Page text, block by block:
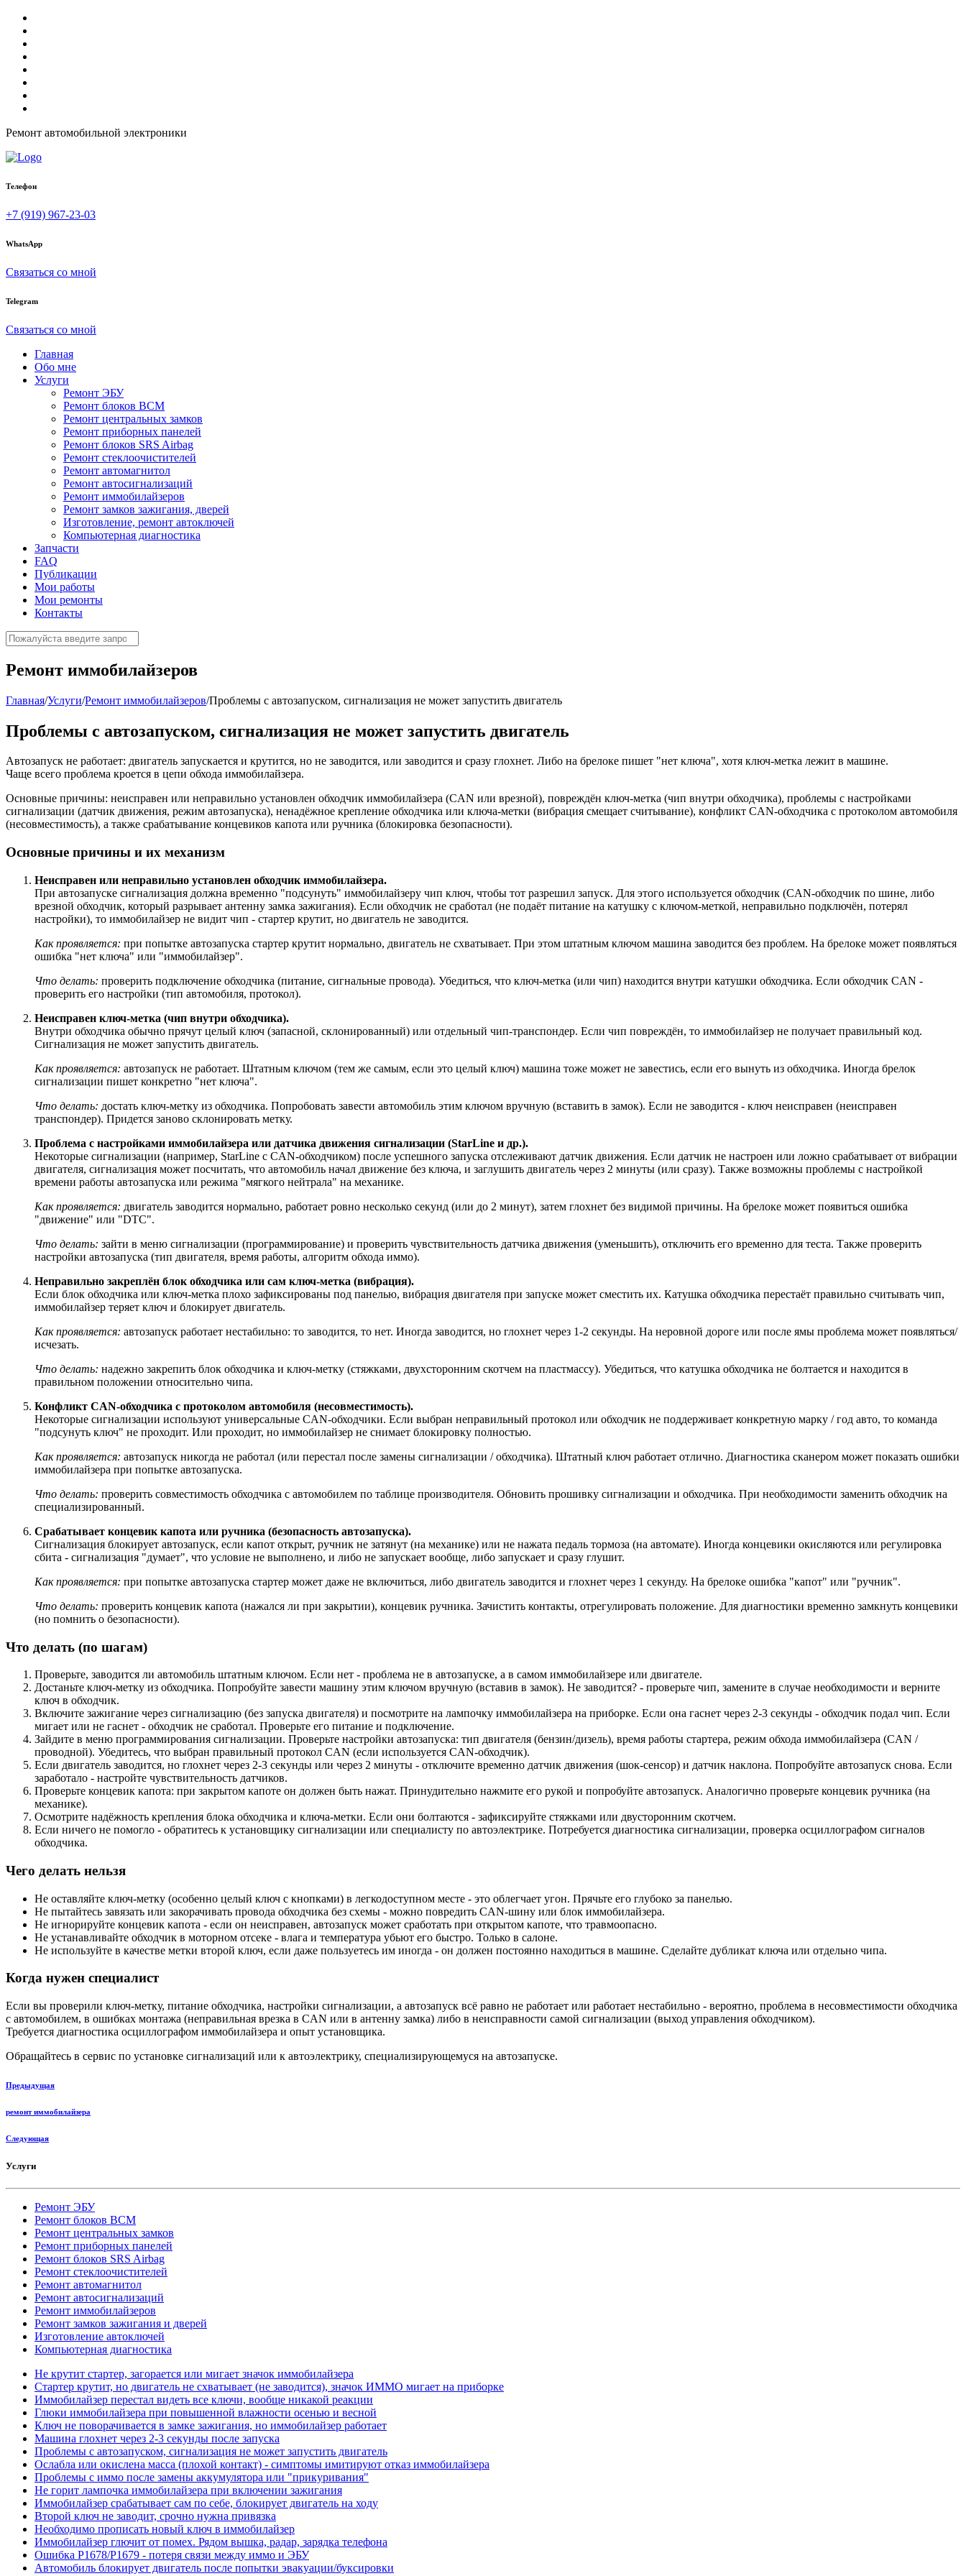
Ремонт автомобильной электроники
Телефон
+7 (919) 967-23-03
WhatsApp
Связаться со мной
Telegram
Связаться со мной
Главная
Обо мне
Услуги
Ремонт ЭБУ
Ремонт блоков BCМ
Ремонт центральных замков
Ремонт приборных панелей
Ремонт блоков SRS Airbag
Ремонт стеклоочистителей
Ремонт автомагнитол
Ремонт автосигнализаций
Ремонт иммобилайзеров
Ремонт замков зажигания, дверей
Изготовление, ремонт автоключей
Компьютерная диагностика
Запчасти
FAQ
Публикации
Мои работы
Мои ремонты
Контакты
Ремонт иммобилайзеров
Главная/Услуги/Ремонт иммобилайзеров/Проблемы с автозапуском, сигнализация не может запустить двигатель
Проблемы с автозапуском, сигнализация не может запустить двигатель
Автозапуск не работает: двигатель запускается и крутится, но не заводится, или заводится и сразу глохнет. Либо на брелоке пишет "нет ключа", хотя ключ-метка лежит в машине.
Чаще всего проблема кроется в цепи обхода иммобилайзера.
Основные причины: неисправен или неправильно установлен обходчик иммобилайзера (CAN или врезной), повреждён ключ-метка (чип внутри обходчика), проблемы с настройками
сигнализации (датчик движения, режим автозапуска), ненадёжное крепление обходчика или ключа-метки (вибрация смещает считывание), конфликт CAN-обходчика с протоколом автомобиля
(несовместимость), а также срабатывание концевиков капота или ручника (блокировка безопасности).
Основные причины и их механизм
Неисправен или неправильно установлен обходчик иммобилайзера.
При автозапуске сигнализация должна временно "подсунуть" иммобилайзеру чип ключ, чтобы тот разрешил запуск. Для этого используется обходчик (CAN-обходчик по шине, либо
врезной обходчик, который разрывает антенну замка зажигания). Если обходчик не сработал (не подаёт питание на катушку с ключом-меткой, неправильно подключён, потерял
настройки), то иммобилайзер не видит чип - стартер крутит, но двигатель не заводится.
Как проявляется: при попытке автозапуска стартер крутит нормально, двигатель не схватывает. При этом штатным ключом машина заводится без проблем. На брелоке может появляться
ошибка "нет ключа" или "иммобилайзер".
Что делать: проверить подключение обходчика (питание, сигнальные провода). Убедиться, что ключ-метка (или чип) находится внутри катушки обходчика. Если обходчик CAN -
проверить его настройки (тип автомобиля, протокол).
Неисправен ключ-метка (чип внутри обходчика).
Внутри обходчика обычно прячут целый ключ (запасной, склонированный) или отдельный чип-транспондер. Если чип повреждён, то иммобилайзер не получает правильный код.
Сигнализация не может запустить двигатель.
Как проявляется: автозапуск не работает. Штатным ключом (тем же самым, если это целый ключ) машина тоже может не завестись, если его вынуть из обходчика. Иногда брелок
сигнализации пишет конкретно "нет ключа".
Что делать: достать ключ-метку из обходчика. Попробовать завести автомобиль этим ключом вручную (вставить в замок). Если не заводится - ключ неисправен (неисправен
транспондер). Придется заново склонировать метку.
Проблема с настройками иммобилайзера или датчика движения сигнализации (StarLine и др.).
Некоторые сигнализации (например, StarLine с CAN-обходчиком) после успешного запуска отслеживают датчик движения. Если датчик не настроен или ложно срабатывает от вибрации
двигателя, сигнализация может посчитать, что автомобиль начал движение без ключа, и заглушить двигатель через 2 минуты (или сразу). Также возможны проблемы с настройкой
времени работы автозапуска или режима "мягкого нейтрала" на механике.
Как проявляется: двигатель заводится нормально, работает ровно несколько секунд (или до 2 минут), затем глохнет без видимой причины. На брелоке может появиться ошибка
"движение" или "DTC".
Что делать: зайти в меню сигнализации (программирование) и проверить чувствительность датчика движения (уменьшить), отключить его временно для теста. Также проверить
настройки автозапуска (тип двигателя, время работы, алгоритм обхода иммо).
Неправильно закреплён блок обходчика или сам ключ-метка (вибрация).
Если блок обходчика или ключ-метка плохо зафиксированы под панелью, вибрация двигателя при запуске может сместить их. Катушка обходчика перестаёт правильно считывать чип,
иммобилайзер теряет ключ и блокирует двигатель.
Как проявляется: автозапуск работает нестабильно: то заводится, то нет. Иногда заводится, но глохнет через 1-2 секунды. На неровной дороге или после ямы проблема может появляться/
исчезать.
Что делать: надежно закрепить блок обходчика и ключ-метку (стяжками, двухсторонним скотчем на пластмассу). Убедиться, что катушка обходчика не болтается и находится в
правильном положении относительно чипа.
Конфликт CAN-обходчика с протоколом автомобиля (несовместимость).
Некоторые сигнализации используют универсальные CAN-обходчики. Если выбран неправильный протокол или обходчик не поддерживает конкретную марку / год авто, то команда
"подсунуть ключ" не проходит. Или проходит, но иммобилайзер не снимает блокировку полностью.
Как проявляется: автозапуск никогда не работал (или перестал после замены сигнализации / обходчика). Штатный ключ работает отлично. Диагностика сканером может показать ошибки
иммобилайзера при попытке автозапуска.
Что делать: проверить совместимость обходчика с автомобилем по таблице производителя. Обновить прошивку сигнализации и обходчика. При необходимости заменить обходчик на
специализированный.
Срабатывает концевик капота или ручника (безопасность автозапуска).
Сигнализация блокирует автозапуск, если капот открыт, ручник не затянут (на механике) или не нажата педаль тормоза (на автомате). Иногда концевики окисляются или регулировка
сбита - сигнализация "думает", что условие не выполнено, и либо не запускает вообще, либо запускает и сразу глушит.
Как проявляется: при попытке автозапуска стартер может даже не включиться, либо двигатель заводится и глохнет через 1 секунду. На брелоке ошибка "капот" или "ручник".
Что делать: проверить концевик капота (нажался ли при закрытии), концевик ручника. Зачистить контакты, отрегулировать положение. Для диагностики временно замкнуть концевики
(но помнить о безопасности).
Что делать (по шагам)
Проверьте, заводится ли автомобиль штатным ключом. Если нет - проблема не в автозапуске, а в самом иммобилайзере или двигателе.
Достаньте ключ-метку из обходчика. Попробуйте завести машину этим ключом вручную (вставив в замок). Не заводится? - проверьте чип, замените в случае необходимости и верните
ключ в обходчик.
Включите зажигание через сигнализацию (без запуска двигателя) и посмотрите на лампочку иммобилайзера на приборке. Если она гаснет через 2-3 секунды - обходчик подал чип. Если
мигает или не гаснет - обходчик не сработал. Проверьте его питание и подключение.
Зайдите в меню программирования сигнализации. Проверьте настройки автозапуска: тип двигателя (бензин/дизель), время работы стартера, режим обхода иммобилайзера (CAN /
проводной). Убедитесь, что выбран правильный протокол CAN (если используется CAN-обходчик).
Если двигатель заводится, но глохнет через 2-3 секунды или через 2 минуты - отключите временно датчик движения (шок-сенсор) и датчик наклона. Попробуйте автозапуск снова. Если
заработало - настройте чувствительность датчиков.
Проверьте концевик капота: при закрытом капоте он должен быть нажат. Принудительно нажмите его рукой и попробуйте автозапуск. Аналогично проверьте концевик ручника (на
механике).
Осмотрите надёжность крепления блока обходчика и ключа-метки. Если они болтаются - зафиксируйте стяжками или двусторонним скотчем.
Если ничего не помогло - обратитесь к установщику сигнализации или специалисту по автоэлектрике. Потребуется диагностика сигнализации, проверка осциллографом сигналов
обходчика.
Чего делать нельзя
Не оставляйте ключ-метку (особенно целый ключ с кнопками) в легкодоступном месте - это облегчает угон. Прячьте его глубоко за панелью.
Не пытайтесь завязать или закорачивать провода обходчика без схемы - можно повредить CAN-шину или блок иммобилайзера.
Не игнорируйте концевик капота - если он неисправен, автозапуск может сработать при открытом капоте, что травмоопасно.
Не устанавливайте обходчик в моторном отсеке - влага и температура убьют его быстро. Только в салоне.
Не используйте в качестве метки второй ключ, если даже пользуетесь им иногда - он должен постоянно находиться в машине. Сделайте дубликат ключа или отдельно чипа.
Когда нужен специалист
Если вы проверили ключ-метку, питание обходчика, настройки сигнализации, а автозапуск всё равно не работает или работает нестабильно - вероятно, проблема в несовместимости обходчика
с автомобилем, в ошибках монтажа (неправильная врезка в CAN или в антенну замка) либо в неисправности самой сигнализации (выход управления обходчиком).
Требуется диагностика осциллографом иммобилайзера и опыт установщика.
Обращайтесь в сервис по установке сигнализаций или к автоэлектрику, специализирующемуся на автозапуске.
Предыдущая
ремонт иммобилайзера
Следующая
Услуги
Ремонт ЭБУ
Ремонт блоков BCМ
Ремонт центральных замков
Ремонт приборных панелей
Ремонт блоков SRS Airbag
Ремонт стеклоочистителей
Ремонт автомагнитол
Ремонт автосигнализаций
Ремонт иммобилайзеров
Ремонт замков зажигания и дверей
Изготовление автоключей
Компьютерная диагностика
Не крутит стартер, загорается или мигает значок иммобилайзера
Стартер крутит, но двигатель не схватывает (не заводится), значок ИММО мигает на приборке
Иммобилайзер перестал видеть все ключи, вообще никакой реакции
Глюки иммобилайзера при повышенной влажности осенью и весной
Ключ не поворачивается в замке зажигания, но иммобилайзер работает
Машина глохнет через 2-3 секунды после запуска
Проблемы с автозапуском, сигнализация не может запустить двигатель
Ослабла или окислена масса (плохой контакт) - симптомы имитируют отказ иммобилайзера
Проблемы с иммо после замены аккумулятора или "прикуривания"
Не горит лампочка иммобилайзера при включении зажигания
Иммобилайзер срабатывает сам по себе, блокирует двигатель на ходу
Второй ключ не заводит, срочно нужна привязка
Необходимо прописать новый ключ в иммобилайзер
Иммобилайзер глючит от помех. Рядом вышка, радар, зарядка телефона
Ошибка P1678/P1679 - потеря связи между иммо и ЭБУ
Автомобиль блокирует двигатель после попытки эвакуации/буксировки